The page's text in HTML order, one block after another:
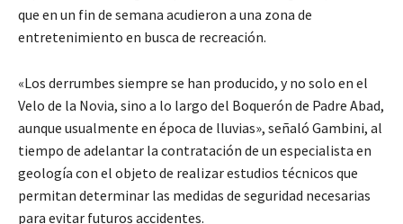
que en un fin de semana acudieron a una zona de
entretenimiento en busca de recreación.
«Los derrumbes siempre se han producido, y no solo en el
Velo de la Novia, sino a lo largo del Boquerón de Padre Abad,
aunque usualmente en época de lluvias», señaló Gambini, al
tiempo de adelantar la contratación de un especialista en
geología con el objeto de realizar estudios técnicos que
permitan determinar las medidas de seguridad necesarias
para evitar futuros accidentes.